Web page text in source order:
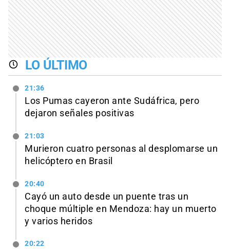
LO ÚLTIMO
21:36
Los Pumas cayeron ante Sudáfrica, pero
dejaron señales positivas
21:03
Murieron cuatro personas al desplomarse un
helicóptero en Brasil
20:40
Cayó un auto desde un puente tras un
choque múltiple en Mendoza: hay un muerto
y varios heridos
20:22